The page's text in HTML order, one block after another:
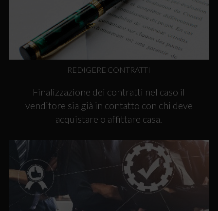
REDIGERE CONTRATTI
Finalizzazione dei contratti nel caso il
venditore sia già in contatto con chi deve
acquistare o affittare casa.